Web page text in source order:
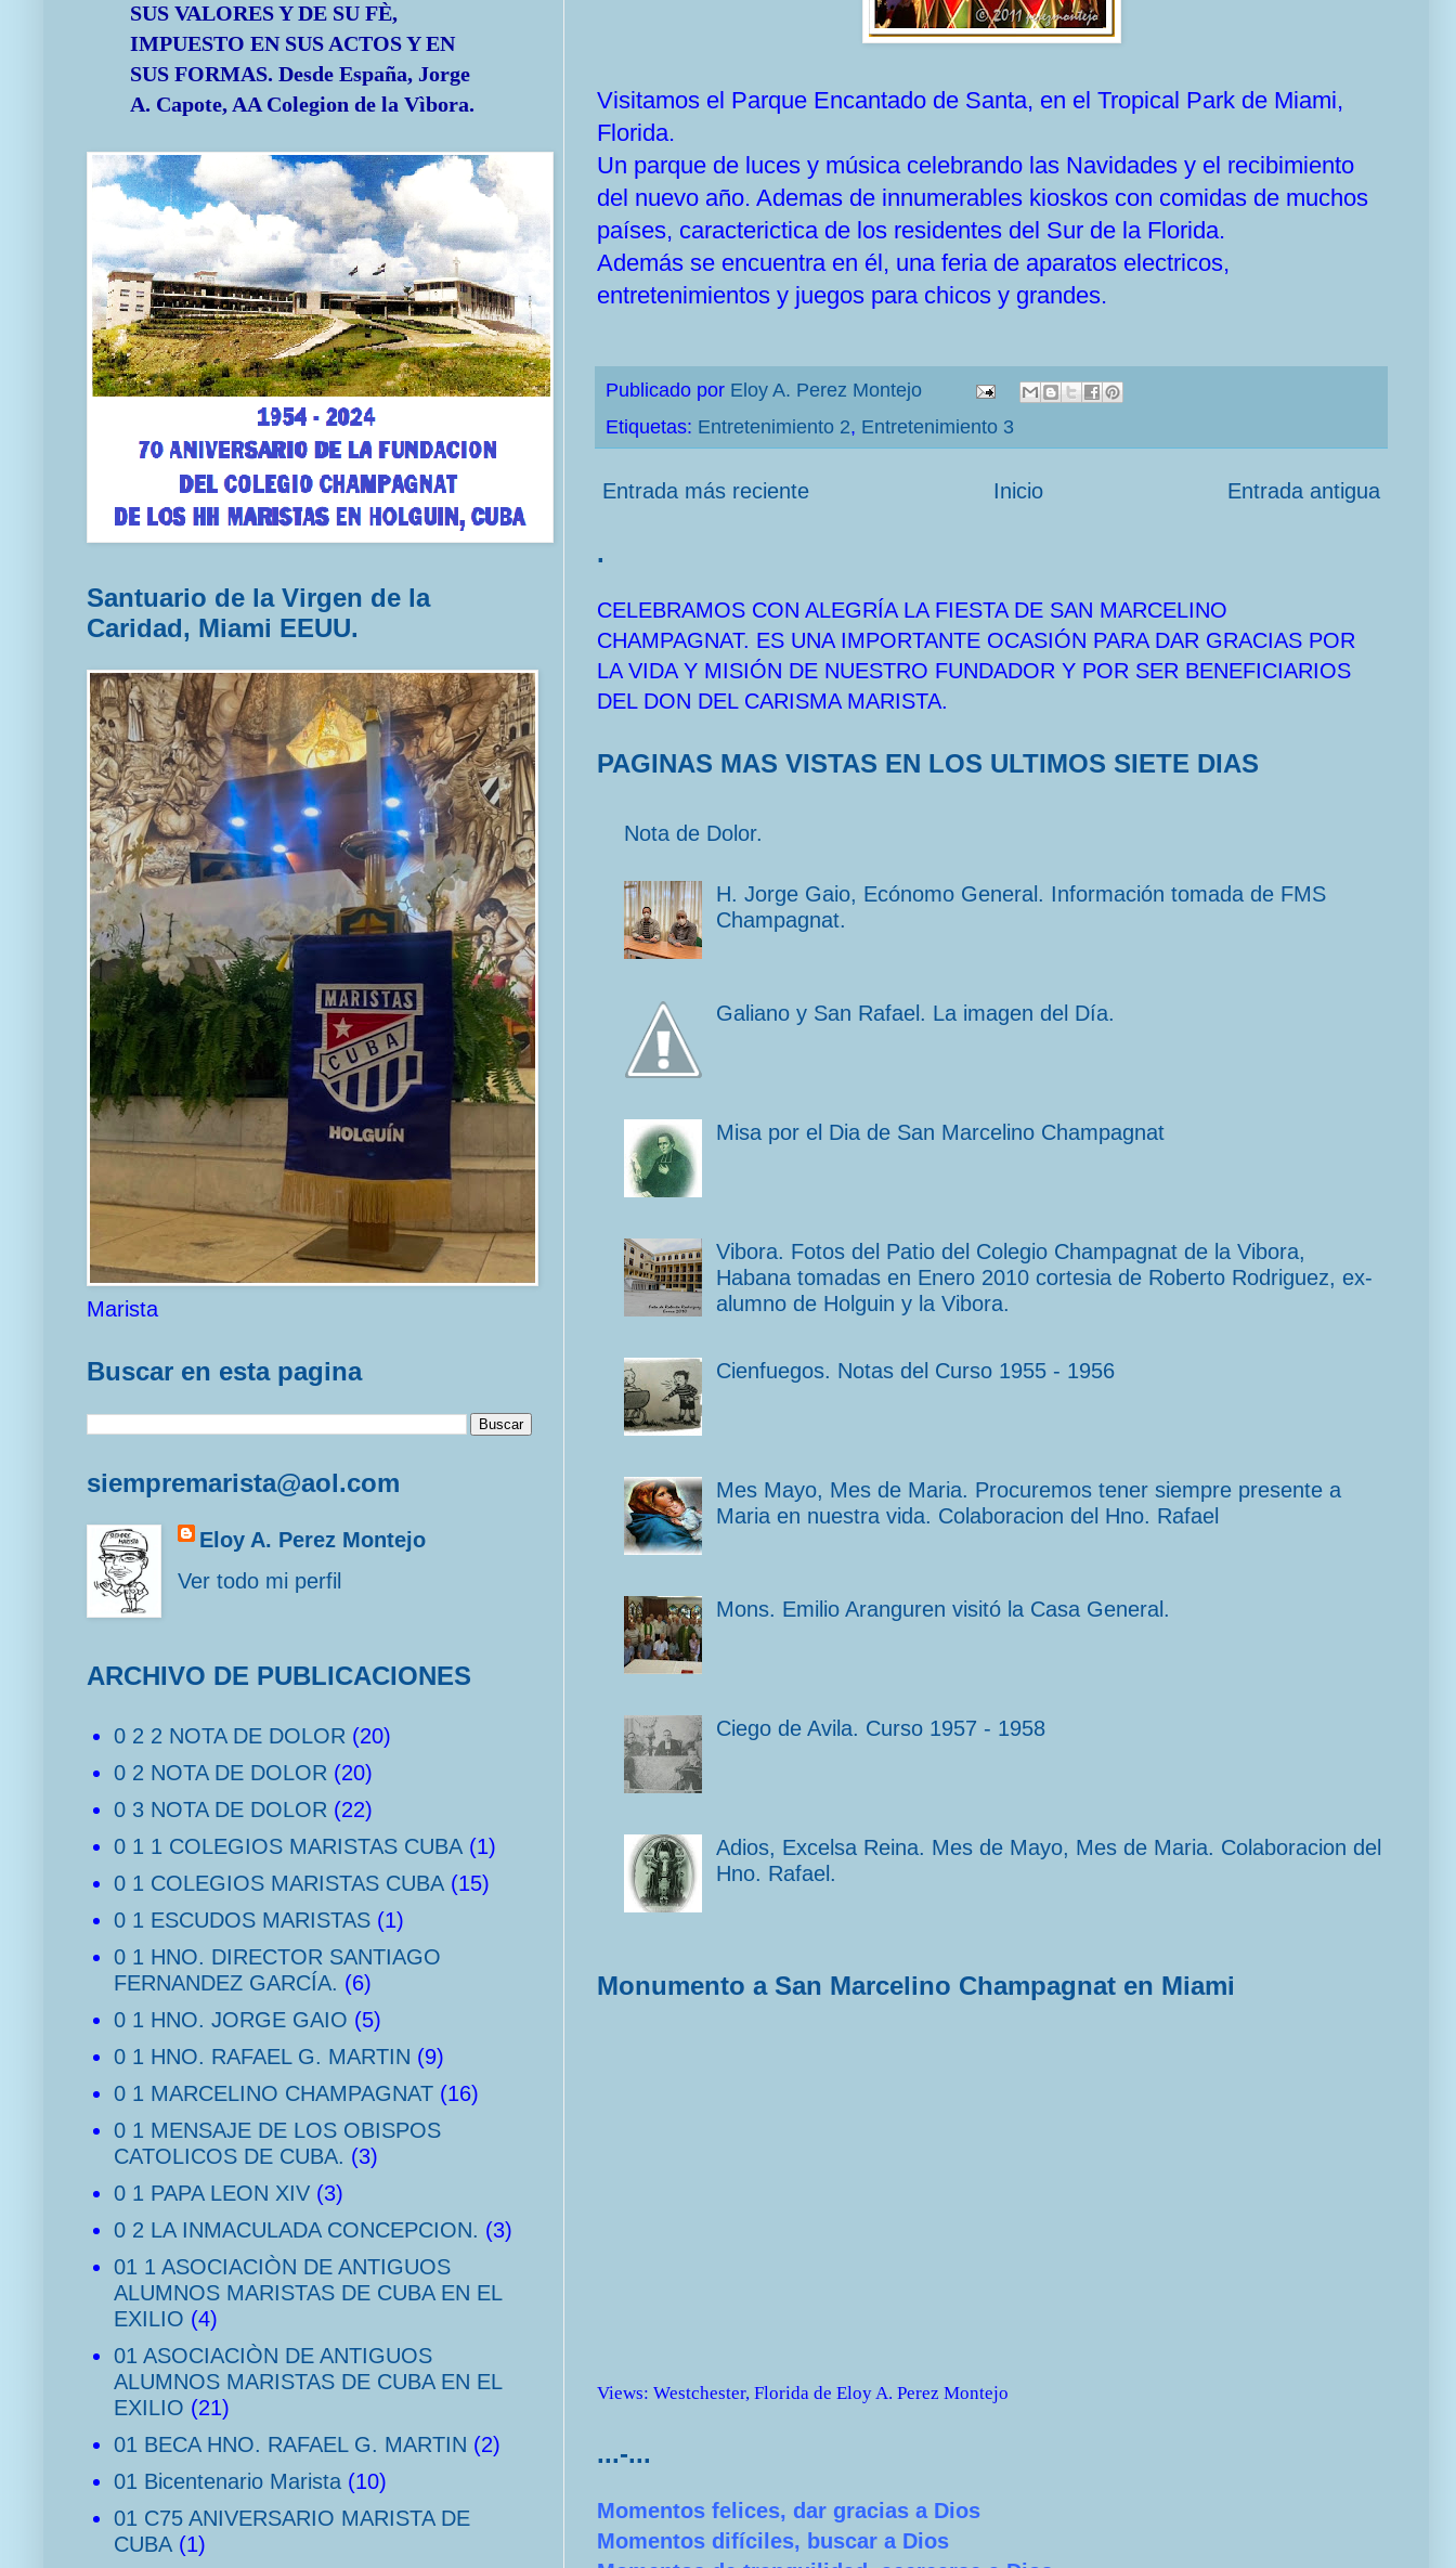
Visitamos el Parque Encantado de Santa, en el Tropical Park de Miami,
Florida.
Un parque de luces y música celebrando las Navidades y el recibimiento
del nuevo año. Ademas de innumerables kioskos con comidas de muchos
países, caracterictica de los residentes del Sur de la Florida.
Además se encuentra en él, una feria de aparatos electricos,
entretenimientos y juegos para chicos y grandes.
Publicado por Eloy A. Perez Montejo
Etiquetas: Entretenimiento 2, Entretenimiento 3
Entrada más reciente Entrada antigua
Inicio
.
CELEBRAMOS CON ALEGRÍA LA FIESTA DE SAN MARCELINO
CHAMPAGNAT. ES UNA IMPORTANTE OCASIÓN PARA DAR GRACIAS POR
LA VIDA Y MISIÓN DE NUESTRO FUNDADOR Y POR SER BENEFICIARIOS
DEL DON DEL CARISMA MARISTA.
PAGINAS MAS VISTAS EN LOS ULTIMOS SIETE DIAS
Nota de Dolor.
H. Jorge Gaio, Ecónomo General. Información tomada de FMS
Champagnat.
Galiano y San Rafael. La imagen del Día.
Misa por el Dia de San Marcelino Champagnat
Vibora. Fotos del Patio del Colegio Champagnat de la Vibora,
Habana tomadas en Enero 2010 cortesia de Roberto Rodriguez, ex-
alumno de Holguin y la Vibora.
Cienfuegos. Notas del Curso 1955 - 1956
Mes Mayo, Mes de Maria. Procuremos tener siempre presente a
Maria en nuestra vida. Colaboracion del Hno. Rafael
Mons. Emilio Aranguren visitó la Casa General.
Ciego de Avila. Curso 1957 - 1958
Adios, Excelsa Reina. Mes de Mayo, Mes de Maria. Colaboracion del
Hno. Rafael.
Monumento a San Marcelino Champagnat en Miami
Views: Westchester, Florida de Eloy A. Perez Montejo
...-...
Momentos felices, dar gracias a Dios
Momentos difíciles, buscar a Dios
SUS VALORES Y DE SU FÈ,
IMPUESTO EN SUS ACTOS Y EN
SUS FORMAS. Desde España, Jorge
A. Capote, AA Colegion de la Vìbora.
Santuario de la Virgen de la
Caridad, Miami EEUU.
Marista
Buscar en esta pagina
siempremarista@aol.com
Eloy A. Perez Montejo
Ver todo mi perfil
ARCHIVO DE PUBLICACIONES
0 2 2 NOTA DE DOLOR (20)
0 2 NOTA DE DOLOR (20)
0 3 NOTA DE DOLOR (22)
0 1 1 COLEGIOS MARISTAS CUBA (1)
0 1 COLEGIOS MARISTAS CUBA (15)
0 1 ESCUDOS MARISTAS (1)
0 1 HNO. DIRECTOR SANTIAGO
FERNANDEZ GARCÍA. (6)
0 1 HNO. JORGE GAIO (5)
0 1 HNO. RAFAEL G. MARTIN (9)
0 1 MARCELINO CHAMPAGNAT (16)
0 1 MENSAJE DE LOS OBISPOS
CATOLICOS DE CUBA. (3)
0 1 PAPA LEON XIV (3)
0 2 LA INMACULADA CONCEPCION. (3)
01 1 ASOCIACIÒN DE ANTIGUOS
ALUMNOS MARISTAS DE CUBA EN EL
EXILIO (4)
01 ASOCIACIÒN DE ANTIGUOS
ALUMNOS MARISTAS DE CUBA EN EL
EXILIO (21)
01 BECA HNO. RAFAEL G. MARTIN (2)
01 Bicentenario Marista (10)
01 C75 ANIVERSARIO MARISTA DE
CUBA (1)